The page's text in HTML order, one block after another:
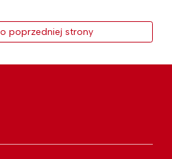
poprzedniej strony